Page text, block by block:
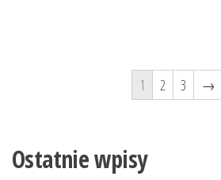
1 2 3 →
Ostatnie wpisy